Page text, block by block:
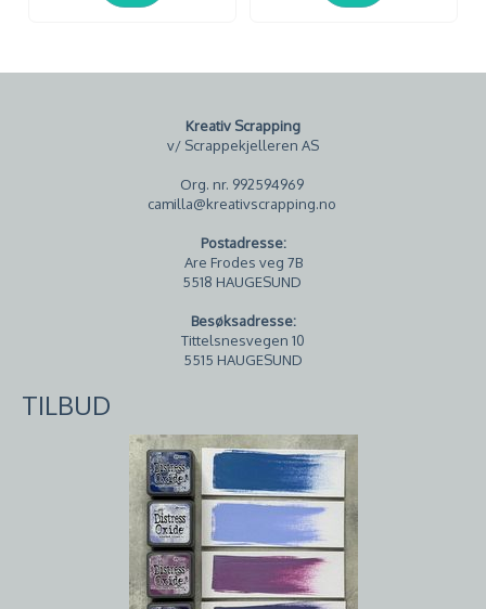
Kreativ Scrapping
v/ Scrappekjelleren AS
Org. nr. 992594969
camilla@kreativscrapping.no
Postadresse:
Are Frodes veg 7B
5518 HAUGESUND
Besøksadresse:
Tittelsnesvegen 10
5515 HAUGESUND
TILBUD